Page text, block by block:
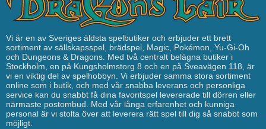
Vi är en av Sveriges äldsta spelbutiker och erbjuder ett brett
sortiment av sällskapsspel, brädspel, Magic, Pokémon, Yu-Gi-Oh
och Dungeons & Dragons. Med två centralt belägna butiker i
Stockholm, en på Kungsholmstorg 8 och en på Sveavägen 118, är
vi en viktig del av spelhobbyn. Vi erbjuder samma stora sortiment
online som i butik, och med vår snabba leverans och personliga
service kan du snabbt få dina favoritspel levererade till dörren eller
närmaste postombud. Med vår långa erfarenhet och kunniga
personal är vi stolta över att leverera rätt spel till dig så snabbt som
möjligt.